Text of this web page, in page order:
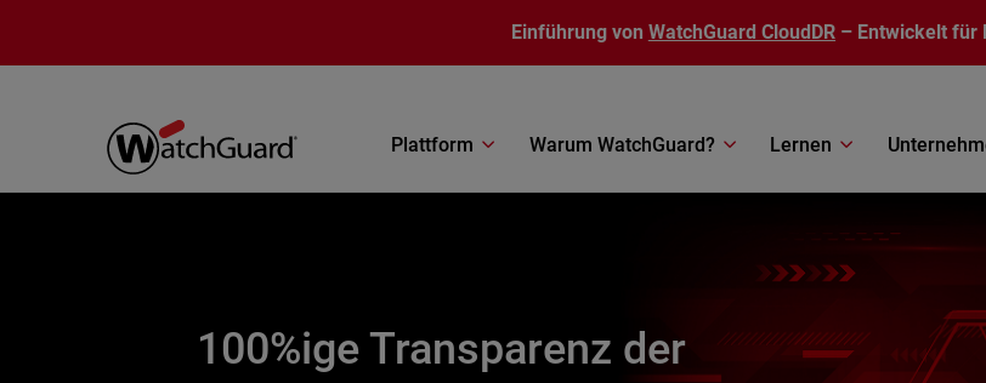
Einführung von WatchGuard CloudDR – Entwickelt für
Plattform Warum WatchGuard? Lernen
100%ige Transparenz der